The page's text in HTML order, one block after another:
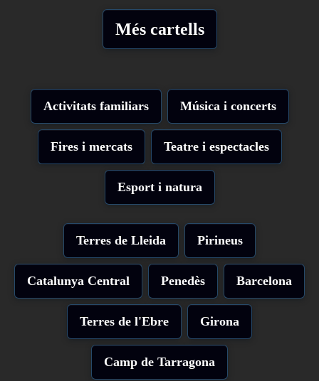
Més cartells
Activitats familiars Música i concerts
Fires i mercats Teatre i espectacles
Esport i natura
Terres de Lleida Pirineus
Catalunya Central Penedès Barcelona
Terres de l'Ebre Girona
Camp de Tarragona